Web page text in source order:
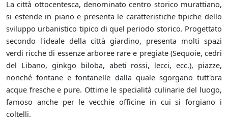
La città ottocentesca, denominato centro storico murattiano,
si estende in piano e presenta le caratteristiche tipiche dello
sviluppo urbanistico tipico di quel periodo storico. Progettato
secondo l'ideale della città giardino, presenta molti spazi
verdi ricche di essenze arboree rare e pregiate (Sequoie, cedri
del Libano, ginkgo biloba, abeti rossi, lecci, ecc.), piazze,
nonché fontane e fontanelle dalla quale sgorgano tutt'ora
acque fresche e pure. Ottime le specialità culinarie del luogo,
famoso anche per le vecchie officine in cui si forgiano i
coltelli.